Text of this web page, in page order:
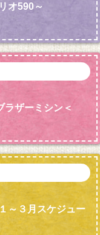
オ590～
ラザーミシン＜
～３月スケジュー